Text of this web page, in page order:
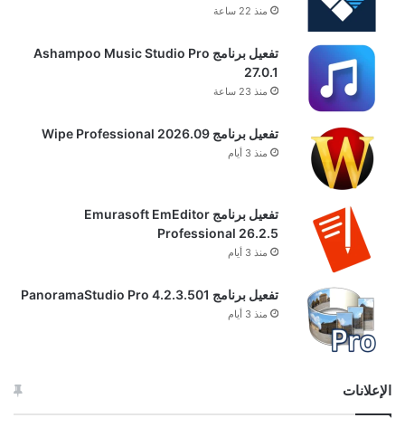
منذ 22 ساعة
تفعيل برنامج Ashampoo Music Studio Pro
27.0.1
منذ 23 ساعة
تفعيل برنامج Wipe Professional 2026.09
منذ 3 أيام
تفعيل برنامج Emurasoft EmEditor
Professional 26.2.5
منذ 3 أيام
تفعيل برنامج PanoramaStudio Pro 4.2.3.501
منذ 3 أيام
الإعلانات